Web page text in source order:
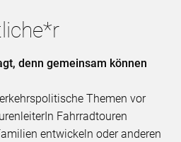
denn gemeinsam können
Themen vor
Fahrradtouren
entwickeln oder anderen